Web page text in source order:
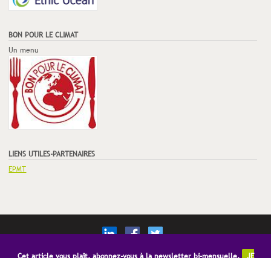
BON POUR LE CLIMAT
Un menu
LIENS UTILES-PARTENAIRES
EPMT
Cet article vous plaît, abonnez-vous à la newsletter bi-mensuelle. JE
© Copyright Restauration21 Mentions Légales CGV Publicité